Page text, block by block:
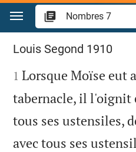
Aller vers contenu
Nombres 7
Louis Segond 1910

1 Lorsque Moïse eut
tabernacle, il l'oignit
tous ses ustensiles,
avec tous ses